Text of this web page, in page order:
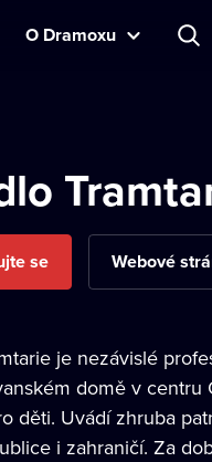
O Dramoxu
se Webové
je nezávislé
domě v
děti. Uvádí zhruba
i zahraničí. Za